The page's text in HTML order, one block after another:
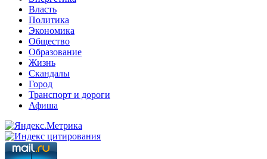
Власть
Политика
Экономика
Общество
Образование
Жизнь
Скандалы
Город
Транспорт и дороги
Афиша